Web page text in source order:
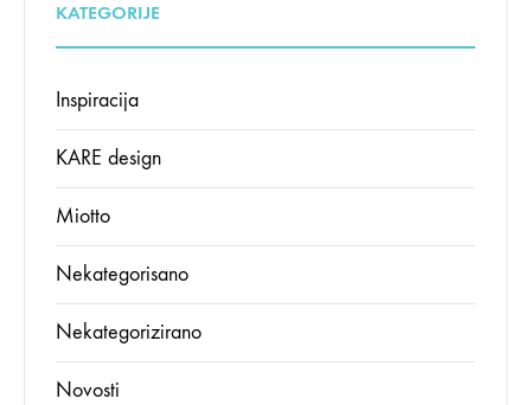
KATEGORIJE
Inspiracija
KARE design
Miotto
Nekategorisano
Nekategorizirano
Novosti